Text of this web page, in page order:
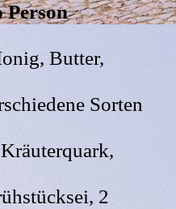
Butter,
Sorten
2